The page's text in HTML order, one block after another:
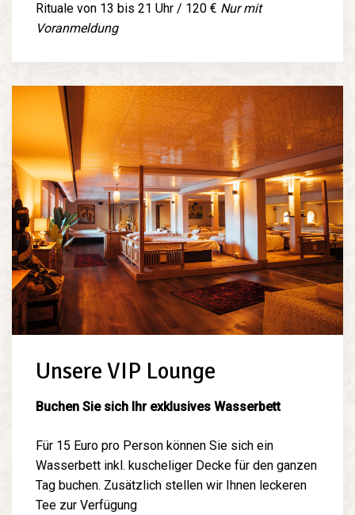
Rituale von 13 bis 21 Uhr / 120 € Nur mit
Voranmeldung
Unsere VIP Lounge
Buchen Sie sich Ihr exklusives Wasserbett
Für 15 Euro pro Person können Sie sich ein
Wasserbett inkl. kuscheliger Decke für den ganzen
Tag buchen. Zusätzlich stellen wir Ihnen leckeren
Tee zur Verfügung